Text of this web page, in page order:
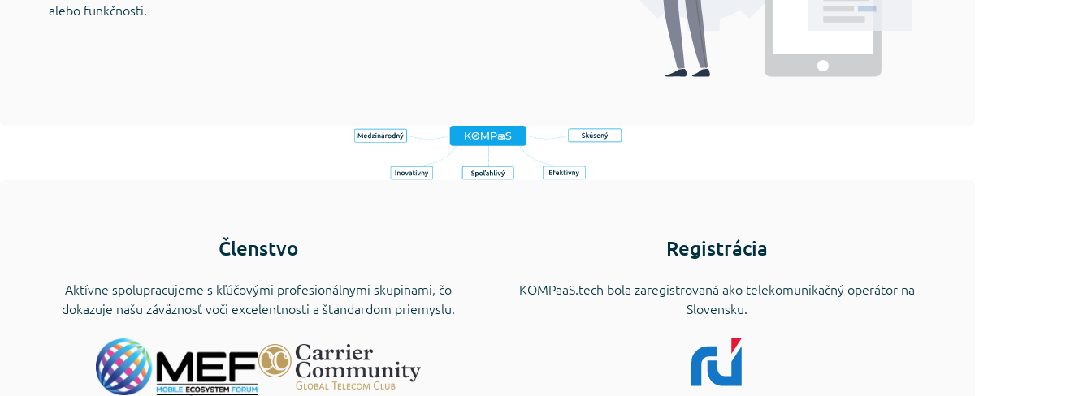
alebo funkčnosti.
Členstvo
Aktívne spolupracujeme s kľúčovými profesionálnymi skupinami, čo
dokazuje našu záväznosť voči excelentnosti a štandardom priemyslu.
Registrácia
KOMPaaS.tech bola zaregistrovaná ako telekomunikačný operátor na
Slovensku.